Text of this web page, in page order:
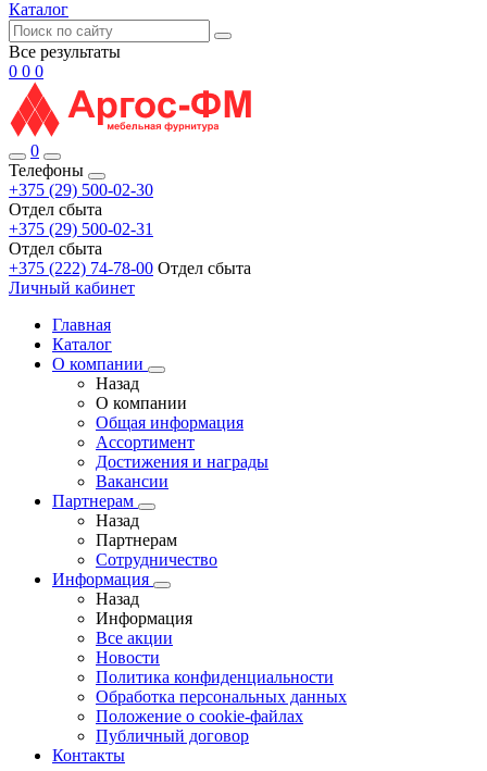
Каталог
Все результаты
0 0 0
0
Телефоны
+375 (29) 500-02-30
Отдел сбыта
+375 (29) 500-02-31
Отдел сбыта
+375 (222) 74-78-00 Отдел сбыта
Личный кабинет
Главная
Каталог
О компании
Назад
О компании
Общая информация
Ассортимент
Достижения и награды
Вакансии
Партнерам
Назад
Партнерам
Сотрудничество
Информация
Назад
Информация
Все акции
Новости
Политика конфиденциальности
Обработка персональных данных
Положение о cookie-файлах
Публичный договор
Контакты